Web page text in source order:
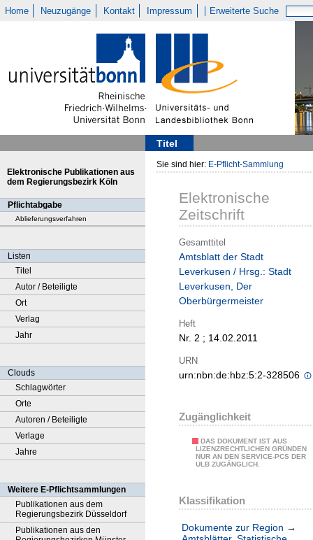
Home Neuzugänge Kontakt Impressum Erweiterte Suche
Titel
Elektronische Publikationen aus
dem Regierungsbezirk Köln
Pflichtabgabe
Ablieferungsverfahren
Listen
Titel
Autor / Beteiligte
Ort
Verlag
Jahr
Clouds
Schlagwörter
Orte
Autoren / Beteiligte
Verlage
Jahre
Weitere E-Pflichtsammlungen
Publikationen aus dem
Regierungsbezirk Düsseldorf
Publikationen aus den
Sie sind hier: E-Pflicht-Sammlung
Elektronische
Zeitschrift
Gesamttitel
Amtsblatt der Stadt
Leverkusen / Hrsg.: Stadt
Leverkusen, Der
Oberbürgermeister
Heft
Nr. 2 ; 14.02.2011
URN
urn:nbn:de:hbz:5:2-328506
Zugänglichkeit
DAS DOKUMENT IST AUS
LIZENZRECHTLICHEN GRÜNDEN
NUR AN DEN SERVICE-PCS DER
ULB ZUGÄNGLICH.
Klassifikation
Dokumente zur Region →